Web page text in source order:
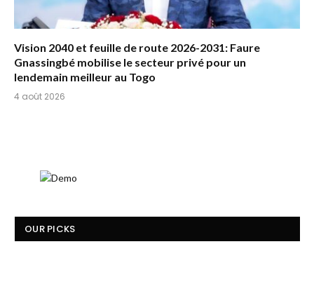
Vision 2040 et feuille de route 2026-2031: Faure
Gnassingbé mobilise le secteur privé pour un
lendemain meilleur au Togo
4 août 2026
OUR PICKS